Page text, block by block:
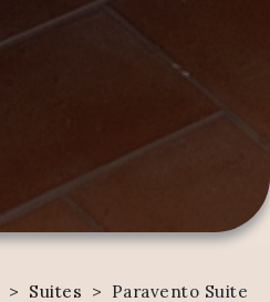
> Suites > Paravento Suite